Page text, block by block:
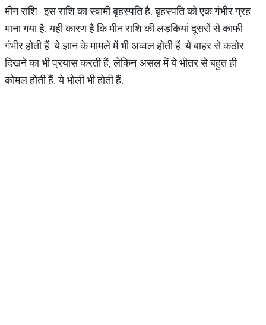
मीन राशि- इस राशि का स्वामी बृहस्पति है. बृहस्पति को एक गंभीर ग्रह
माना गया है. यही कारण है कि मीन राशि की लड़कियां दूसरों से काफी
गंभीर होती हैं. ये ज्ञान के मामले में भी अव्वल होती हैं. ये बाहर से कठोर
दिखने का भी प्रयास करती हैं, लेकिन असल में ये भीतर से बहुत ही
कोमल होती हैं. ये भोली भी होती हैं.